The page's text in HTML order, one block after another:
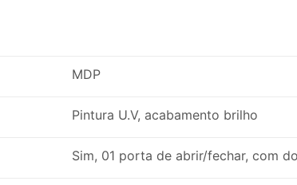
MDP
Pintura U.V, acabamento brilho
Sim, 01 porta de abrir/fechar, com